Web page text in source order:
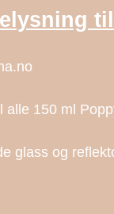
150 ml
glass og